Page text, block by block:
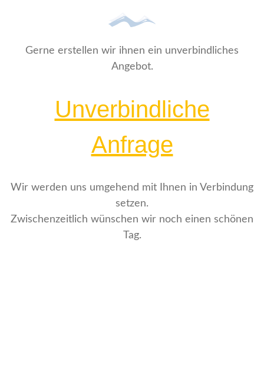
Gerne erstellen wir ihnen ein unverbindliches
Angebot.
Unverbindliche
Anfrage
Wir werden uns umgehend mit Ihnen in Verbindung
setzen.
Zwischenzeitlich wünschen wir noch einen schönen
Tag.